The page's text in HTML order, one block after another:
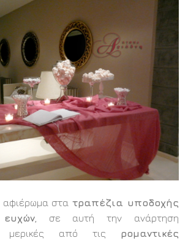
αφιέρωμα στατραπέζια υποδοχής
, σε αυτή την ανάρτηση
μερικές από τις ρομαντικές